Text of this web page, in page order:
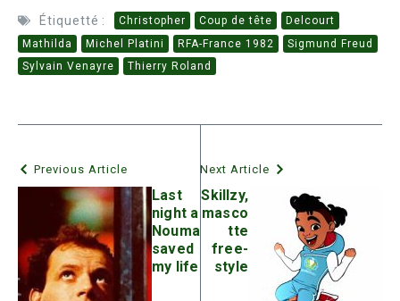
Étiquetté : Christopher Coup de tête
Delcourt
Mathilda
Michel Platini RFA-France 1982
Sigmund Freud
Sylvain Venayre
Thierry Roland
Previous Article
Last
night a
Nouma
saved
my life
Next Article
Skillzy,
masco
tte
free-
style